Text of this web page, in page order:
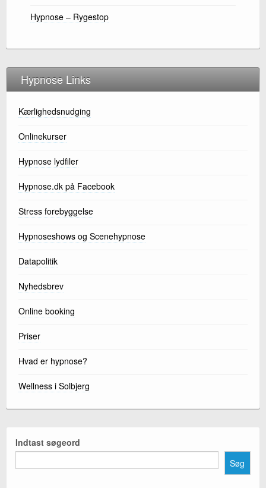
Hypnose – Rygestop
Hypnose Links
Kærlighedsnudging
Onlinekurser
Hypnose lydfiler
Hypnose.dk på Facebook
Stress forebyggelse
Hypnoseshows og Scenehypnose
Datapolitik
Nyhedsbrev
Online booking
Priser
Hvad er hypnose?
Wellness i Solbjerg
Indtast søgeord
Søg